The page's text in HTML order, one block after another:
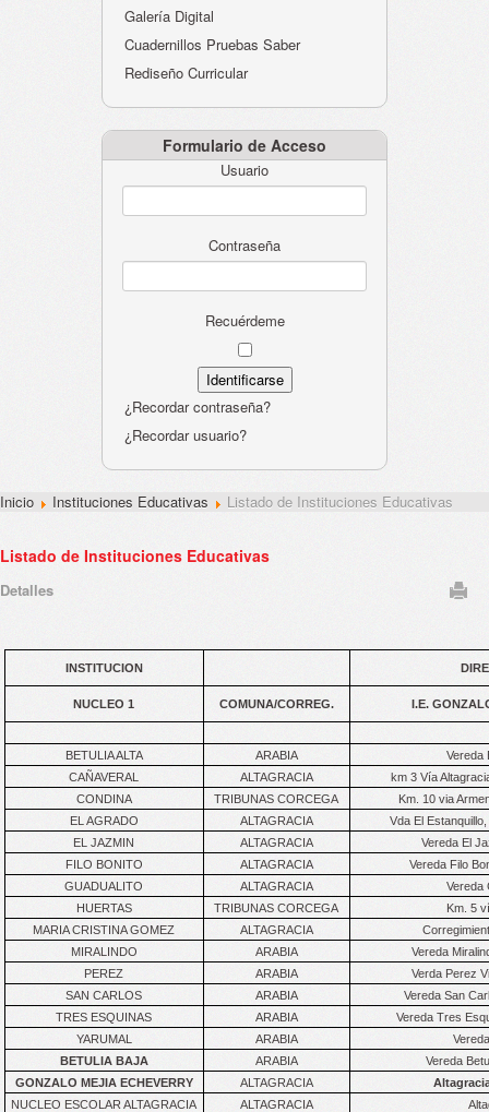
Galería Digital
Cuadernillos Pruebas Saber
Rediseño Curricular
Formulario de Acceso
Usuario
Contraseña
Recuérdeme
¿Recordar contraseña?
¿Recordar usuario?
Inicio Instituciones Educativas Listado de Instituciones Educativas
Listado de Instituciones Educativas
Detalles
INSTITUCION
NUCLEO 1 COMUNA/CORREG. I.E.
BETULIA ALTA ARABIA
Vereda
CAÑAVERAL
ALTAGRACIA
km 3 Vía
CONDINA
TRIBUNAS CORCEGA
Km. 10 via
EL AGRADO
ALTAGRACIA
Vda El
EL JAZMIN
ALTAGRACIA
Vereda El
FILO BONITO
ALTAGRACIA
Vereda Filo
GUADUALITO
ALTAGRACIA
Vereda
HUERTAS
TRIBUNAS CORCEGA
Km. 5
MARIA CRISTINA GOMEZ
ALTAGRACIA
MIRALINDO
ARABIA
Vereda
PEREZ
ARABIA
Verda Perez
SAN CARLOS
ARABIA
Vereda San
TRES ESQUINAS
ARABIA
Vereda Tres
YARUMAL
ARABIA
BETULIA BAJA
ARABIA
Vereda
GONZALO MEJIA ECHEVERRY
ALTAGRACIA
NUCLEO ESCOLAR ALTAGRACIA
ALTAGRACIA